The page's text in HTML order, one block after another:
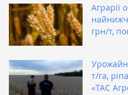
Аграрії
грн/т,
т/га,
«ТАС